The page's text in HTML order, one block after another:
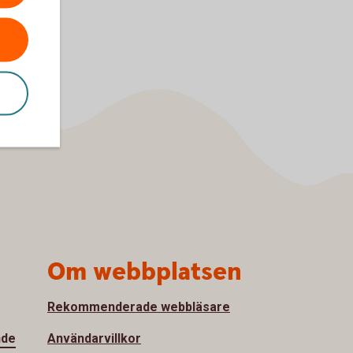
Om webbplatsen
Rekommenderade webbläsare
Användarvillkor